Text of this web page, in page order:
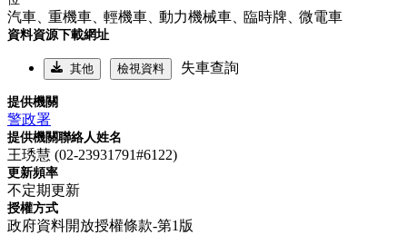
汽車、重機車、輕機車、動力機械車、臨時牌、微電車
資料資源下載網址
其他 檢視資料 失車查詢
提供機關
警政署
提供機關聯絡人姓名
王琇慧 (02-23931791#6122)
更新頻率
不定期更新
授權方式
政府資料開放授權條款-第1版